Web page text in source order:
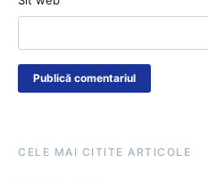
CELE MAI CITITE ARTICOLE